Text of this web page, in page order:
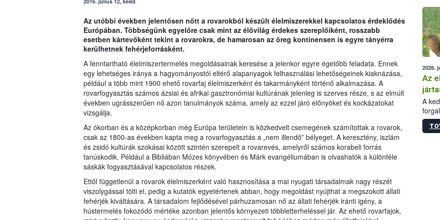
Az utóbbi években jelentősen nőtt a rovarokból készült élelmiszerekkel kapcsolatos érdeklődés
Európában. Többségünk egyelőre csak mint az élővilág érdekes szereplőiként, rosszabb
esetben kártevőként tekint a rovarokra, de hamarosan az öreg kontinensen is egyre tányérra
kerülhetnek fehérjeforrásként.
A fenntartható élelmiszertermelés megoldásainak keresése a jelenkor egyre égetőbb feladata. Ennek
egy lehetséges iránya a hagyományostól eltérő alapanyagok felhasználási lehetőségeinek kiaknázása,
például a több mint 1900 ehető rovarfaj élelmiszerként és takarmányként történő alkalmazása. A
rovarfogyasztás számos ázsiai és afrikai gasztronómiai kultúrának jelenleg is szerves része, s az elmúlt
években ugrásszerűen nő azon tanulmányok száma, amely az ezzel járó előnyöket és kockázatokat
vizsgálja.
Az ókorban és a középkorban még Európa területein is közkedvelt csemegének számítottak a rovarok,
csak az 1800-as években kapta meg a rovarfogyasztás a „nem illendő” bélyeget. A keresztény, iszlám
és zsidó kultúrák szokásai között szintén szerepelt a rovarevés, amelyről számos korabeli forrás
tanúskodik. Például a Bibliában Mózes könyvében és Márk evangéliumában is olvashatók a különféle
sáskák fogyasztásával kapcsolatos részek.
Ettől függetlenül a rovarok élelmiszerként való hasznosítása a mai nyugati társadalmak nagy részét
viszolygással tölti el, pedig a kutatók egyetértenek abban, hogy megoldást nyújthat a megszokott állati
fehérjék kiváltására. A társadalom fejlődésével párhuzamosan nő az állati fehérjék iránti igény, a
hústermelés fokozódó mértéke azonban jelentős környezeti többletterheléssel jár. Az ehető rovarfajok,
2026.
Az
A